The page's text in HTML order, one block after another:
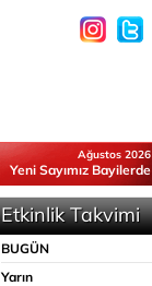
Ağustos 2026
Yeni Sayımız Bayilerde
Etkinlik Takvimi
BUGÜN
Yarın